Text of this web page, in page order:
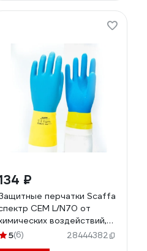
₽
перчатки Scaffa
CEM L/N70 от
воздействий,
7 00-01017725
5(6) 28444382